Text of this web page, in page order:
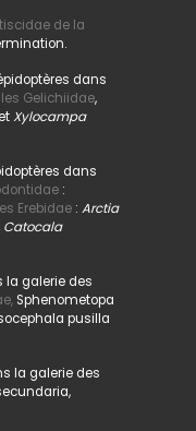
de la
dans
les Gelichiidae,
Xylocampa
dans
:
Erebidae: Arctia
Catocala
la galerie des
Sphenometopa
pusilla
la galerie des